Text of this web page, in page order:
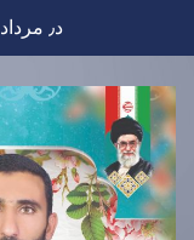
to
content
د٫ مرداد ۱۹ام, ۱۴۰۵